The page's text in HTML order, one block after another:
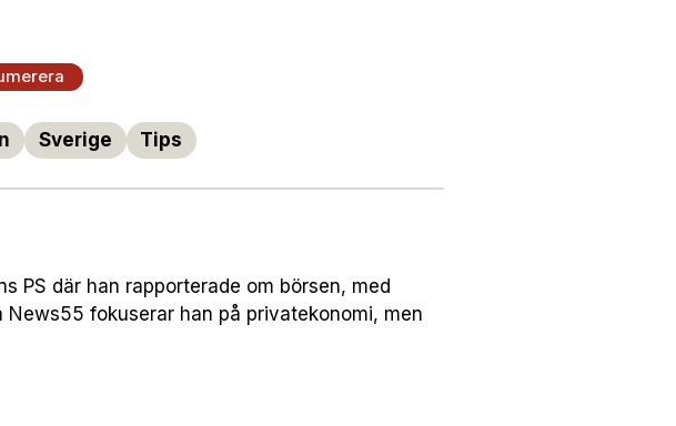
Sverige Tips
PS där han rapporterade om börsen, med
fokuserar han på privatekonomi, men